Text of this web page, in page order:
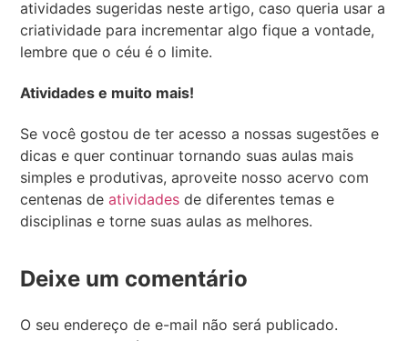
atividades sugeridas neste artigo, caso queria usar a
criatividade para incrementar algo fique a vontade,
lembre que o céu é o limite.
Atividades e muito mais!
Se você gostou de ter acesso a nossas sugestões e
dicas e quer continuar tornando suas aulas mais
simples e produtivas, aproveite nosso acervo com
centenas deatividades de diferentes temas e
disciplinas e torne suas aulas as melhores.
Deixe um comentário
O seu endereço de e-mail não será publicado.